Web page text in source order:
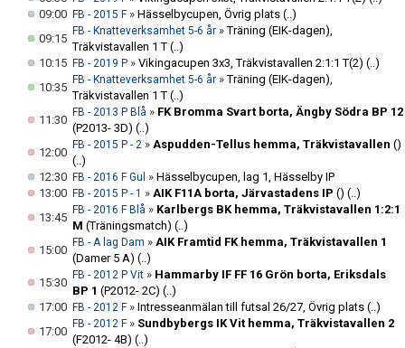
09:00 FB - 2015 F» Hässelbycupen, Övrig plats (..)
09:15
FB - Knatteverksamhet 5-6 år »Träning (EIK-dagen),
Träkvistavallen 1 T (..)
10:15 FB - 2019 P » Vikingacupen 3x3, Träkvistavallen 2:1:1 T(2) (..)
10:35
FB - Knatteverksamhet 5-6 år »Träning (EIK-dagen),
Träkvistavallen 1 T (..)
11:30
FB - 2013 P Blå » FK Bromma Svart borta, Ängby Södra BP 12
(P2013- 3D) (..)
12:00
FB - 2015 P - 2 » Aspudden-Tellus hemma, Träkvistavallen ()
(..)
12:30 FB - 2016 F Gul » Hässelbycupen, lag 1, Hässelby IP
13:00 FB - 2015 P - 1 » AIK F11A borta, Järvastadens IP () (..)
13:45
FB - 2016 F Blå » Karlbergs BK hemma, Träkvistavallen 1:2:1
M (Träningsmatch) (..)
15:00
FB - A lag Dam » AIK Framtid FK hemma, Träkvistavallen 1
(Damer 5 A) (..)
15:30
FB - 2012 P Vit » Hammarby IF FF 16 Grön borta, Eriksdals
BP 1 (P2012- 2C) (..)
17:00 FB - 2012 F» Intresseanmälan till futsal 26/27, Övrig plats (..)
17:00
FB - 2012 F» Sundbybergs IK Vit hemma, Träkvistavallen 2
(F2012- 4B) (..)